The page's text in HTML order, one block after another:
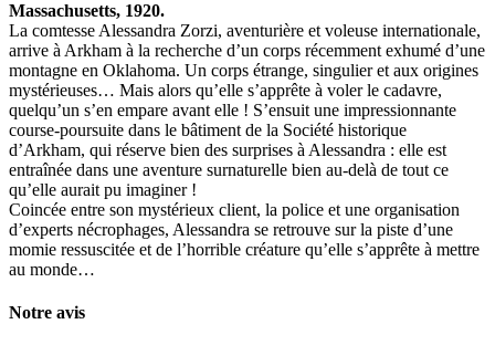
Massachusetts, 1920.
La comtesse Alessandra Zorzi, aventurière et voleuse internationale,
arrive à Arkham à la recherche d’un corps récemment exhumé d’une
montagne en Oklahoma. Un corps étrange, singulier et aux origines
mystérieuses… Mais alors qu’elle s’apprête à voler le cadavre,
quelqu’un s’en empare avant elle ! S’ensuit une impressionnante
course-poursuite dans le bâtiment de la Société historique
d’Arkham, qui réserve bien des surprises à Alessandra : elle est
entraînée dans une aventure surnaturelle bien au-delà de tout ce
qu’elle aurait pu imaginer !
Coincée entre son mystérieux client, la police et une organisation
d’experts nécrophages, Alessandra se retrouve sur la piste d’une
momie ressuscitée et de l’horrible créature qu’elle s’apprête à mettre
au monde…
Notre avis